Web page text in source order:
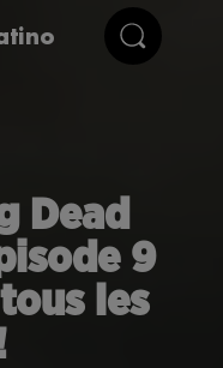
Dead
9
les